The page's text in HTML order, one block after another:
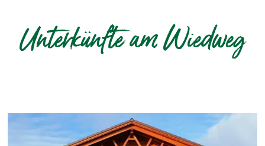
Unterkünfte am Wiedweg